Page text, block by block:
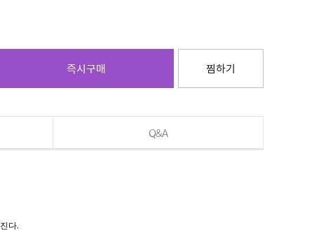
즉시구매 찜하기
Q&A
다.